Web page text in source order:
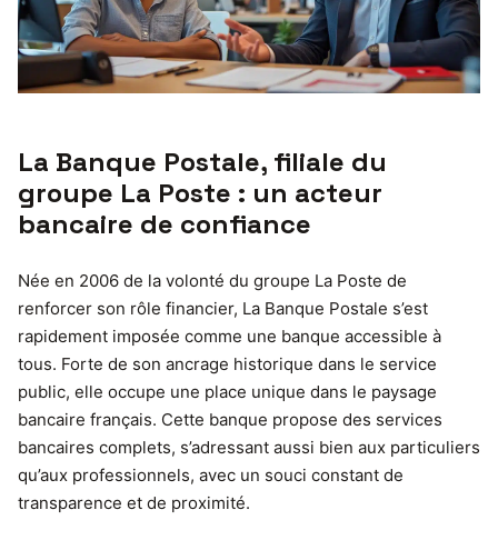
La Banque Postale, filiale du
groupe La Poste : un acteur
bancaire de confiance
Née en 2006 de la volonté du groupe La Poste de
renforcer son rôle financier, La Banque Postale s’est
rapidement imposée comme une banque accessible à
tous. Forte de son ancrage historique dans le service
public, elle occupe une place unique dans le paysage
bancaire français. Cette banque propose des services
bancaires complets, s’adressant aussi bien aux particuliers
qu’aux professionnels, avec un souci constant de
transparence et de proximité.